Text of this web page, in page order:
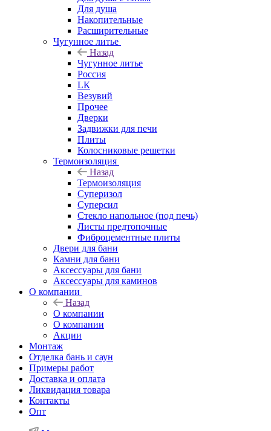
Для душа
Накопительные
Расширительные
Чугунное литье
Назад
Чугунное литье
Россия
LК
Везувий
Прочее
Дверки
Задвижки для печи
Плиты
Колосниковые решетки
Термоизоляция
Назад
Термоизоляция
Суперизол
Суперсил
Стекло напольное (под печь)
Листы предтопочные
Фиброцементные плиты
Двери для бани
Камни для бани
Аксессуары для бани
Аксессуары для каминов
О компании
Назад
О компании
О компании
Акции
Монтаж
Отделка бань и саун
Примеры работ
Доставка и оплата
Ликвидация товара
Контакты
Опт